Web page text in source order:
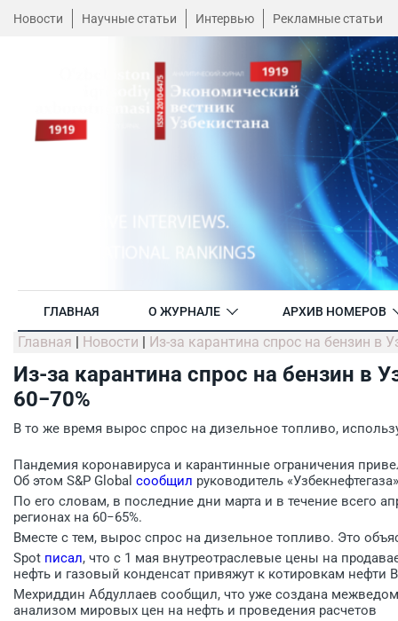
Новости Научные статьи Интервью Рекламные статьи
ГЛАВНАЯ О ЖУРНАЛЕ АРХИВ НОМЕРОВ
Главная | Новости | Из-за карантина спрос на бензин в
Из-за карантина спрос на бензин в
60−70%
В то же время вырос спрос на дизельное топливо,
Пандемия коронавируса и карантинные ограничения
Об этом S&P Global сообщил руководитель
По его словам, в последние дни марта и в течение всего
регионах на 60−65%.
Вместе с тем, вырос спрос на дизельное топливо. Это
Spot писал, что с 1 мая внутреотраслевые цены на
нефть и газовый конденсат привяжут к котировкам нефти
Мехриддин Абдуллаев сообщил, что уже создана
анализом мировых цен на нефть и проведения расчетов